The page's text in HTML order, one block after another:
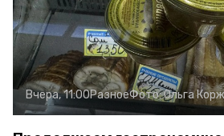
Вчера, 11:00РазноеФото:Ольга